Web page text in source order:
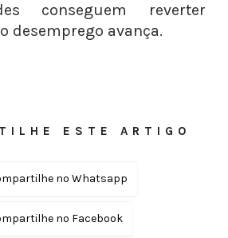
conseguem reverter
desemprego avança.
ESTE ARTIGO
no Whatsapp
no Facebook